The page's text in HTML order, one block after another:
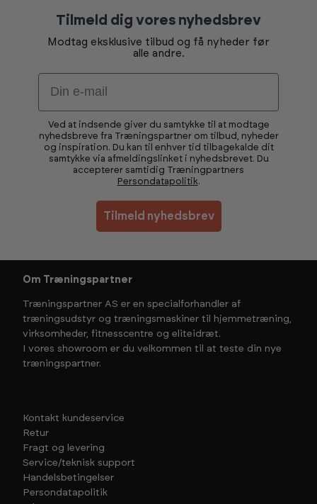
Tilmeld dig vores nyhedsbrev
Modtag eksklusive tilbud og få nyheder før
alle andre.
Email
Ved at indsende giver du samtykke til at modtage
nyhedsbreve fra Træningspartner om tilbud, nyheder
og inspiration. Du kan til enhver tid tilbagekalde dit
samtykke via afmeldingslinket i nyhedsbrevet. Du
accepterer samtidig Træningpartners
Persondatapolitik.
Tilmeld nyhedsbrev
Om Træningspartner
Træningspartner AS er en specialforhandler af
træningsudstyr og træningsmaskiner til hjemmetræning,
virksomheder, fitnesscentre og eliteidræt.
I vores showroom er du velkommen til at teste din nye
træningspartner.
Kontakt kundeservice
Retur
Fragt og levering
Service/teknisk support
Handelsbetingelser
Persondatapolitik